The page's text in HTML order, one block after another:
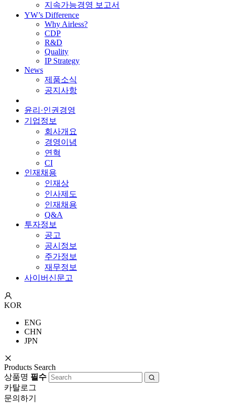
지속가능경영 보고서
YW’s Difference
Why Airless?
CDP
R&D
Quality
IP Strategy
News
제품소식
공지사항
윤리·인권경영
기업정보
회사개요
경영이념
연혁
CI
인재채용
인재상
인사제도
인재채용
Q&A
투자정보
공고
공시정보
주가정보
재무정보
사이버신문고
KOR
ENG
CHN
JPN
Products Search
상품명 필수
카탈로그
문의하기